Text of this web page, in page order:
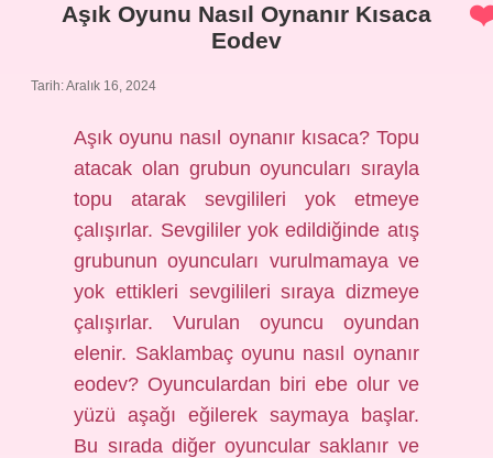
Aşık Oyunu Nasıl Oynanır Kısaca
Eodev
Tarih: Aralık 16, 2024
Aşık oyunu nasıl oynanır kısaca? Topu
atacak olan grubun oyuncuları sırayla
topu atarak sevgilileri yok etmeye
çalışırlar. Sevgililer yok edildiğinde atış
grubunun oyuncuları vurulmamaya ve
yok ettikleri sevgilileri sıraya dizmeye
çalışırlar. Vurulan oyuncu oyundan
elenir. Saklambaç oyunu nasıl oynanır
eodev? Oyunculardan biri ebe olur ve
yüzü aşağı eğilerek saymaya başlar.
Bu sırada diğer oyuncular saklanır ve